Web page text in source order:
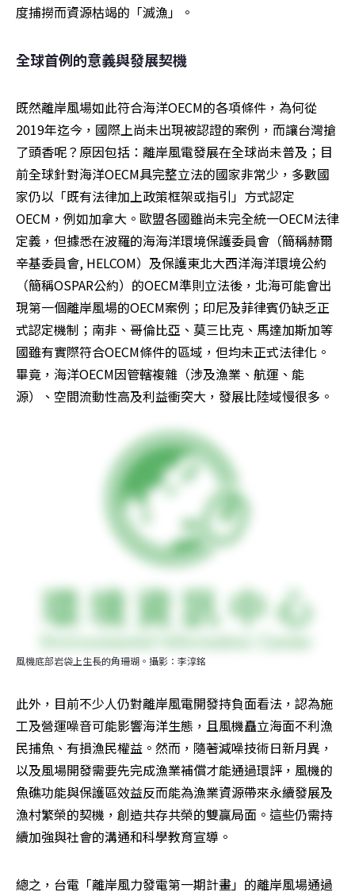
度捕撈而資源枯竭的「滅漁」。
全球首例的意義與發展契機
既然離岸風場如此符合海洋OECM的各項條件，為何從
2019年迄今，國際上尚未出現被認證的案例，而讓台灣搶
了頭香呢？原因包括：離岸風電發展在全球尚未普及；目
前全球針對海洋OECM具完整立法的國家非常少，多數國
家仍以「既有法律加上政策框架或指引」方式認定
OECM，例如加拿大。歐盟各國雖尚未完全統一OECM法律
定義，但據悉在波羅的海海洋環境保護委員會（簡稱赫爾
辛基委員會, HELCOM）及保護東北大西洋海洋環境公約
（簡稱OSPAR公約）的OECM準則立法後，北海可能會出
現第一個離岸風場的OECM案例；印尼及菲律賓仍缺乏正
式認定機制；南非、哥倫比亞、莫三比克、馬達加斯加等
國雖有實際符合OECM條件的區域，但均未正式法律化。
畢竟，海洋OECM因管轄複雜（涉及漁業、航運、能
源）、空間流動性高及利益衝突大，發展比陸域慢很多。
風機底部岩袋上生長的角珊瑚。攝影：李淳銘
此外，目前不少人仍對離岸風電開發持負面看法，認為施
工及營運噪音可能影響海洋生態，且風機矗立海面不利漁
民捕魚、有損漁民權益。然而，隨著減噪技術日新月異，
以及風場開發需要先完成漁業補償才能通過環評，風機的
魚礁功能與保護區效益反而能為漁業資源帶來永續發展及
漁村繁榮的契機，創造共存共榮的雙贏局面。這些仍需持
續加強與社會的溝通和科學教育宣導。
總之，台電「離岸風力發電第一期計畫」的離岸風場通過